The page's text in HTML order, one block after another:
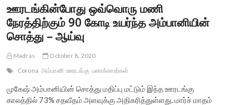
ஊரடங்கின்போது ஒவ்வொரு மணி
நேரத்திற்கும் 90 கோடி உயர்ந்த அம்பானியின்
சொத்து – ஆய்வு
Madras
October 8, 2020
Corona அம்பானி ஊரடங்கு பணக்காரர்கள்
முகேஷ் அம்பானியின் சொத்து மதிப்பு மட்டும் இந்த ஊரடங்கு
காலத்தில் 73% சதவீதம் அளவுக்கு அதிகரித்துள்ளது. மார்ச் மாதம்